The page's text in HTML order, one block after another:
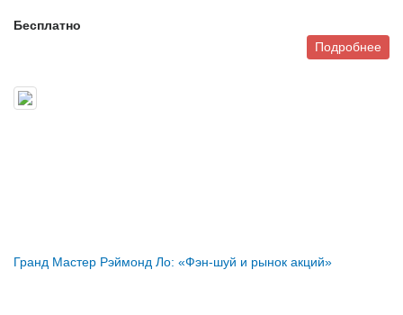
Бесплатно
Подробнее
Гранд Мастер Рэймонд Ло: «Фэн-шуй и рынок акций»